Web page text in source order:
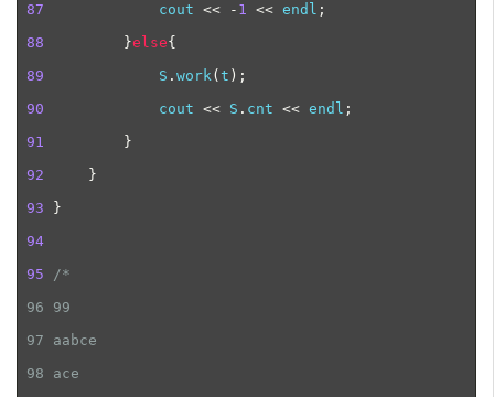
87
             cout
<< - 1 << endl ;
88
}else{
89
            S
. work( t );
90
             cout
<< S . cnt << endl ;
91
}
92
}
93
}
94
95
/*
96
97
98